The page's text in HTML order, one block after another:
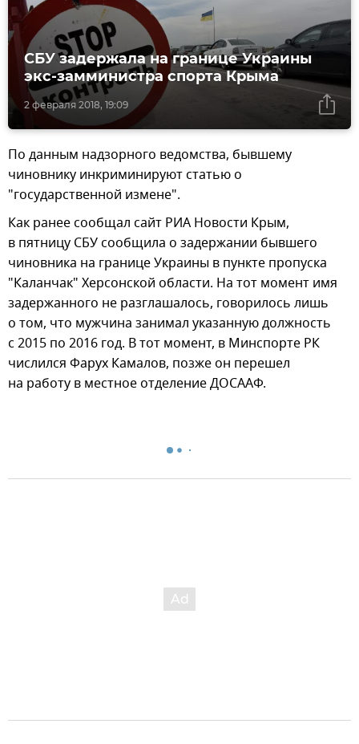
2 февраля 2018, 19:09
СБУ задержала на границе Украины
экс-замминистра спорта Крыма
По данным надзорного ведомства, бывшему
чиновнику инкриминируют статью о
"государственной измене".
Как ранее сообщал сайт РИА Новости Крым,
в пятницу СБУ сообщила о задержании бывшего
чиновника на границе Украины в пункте пропуска
"Каланчак" Херсонской области. На тот момент имя
задержанного не разглашалось, говорилось лишь
о том, что мужчина занимал указанную должность
с 2015 по 2016 год. В тот момент, в Минспорте РК
числился Фарух Камалов, позже он перешел
на работу в местное отделение ДОСААФ.